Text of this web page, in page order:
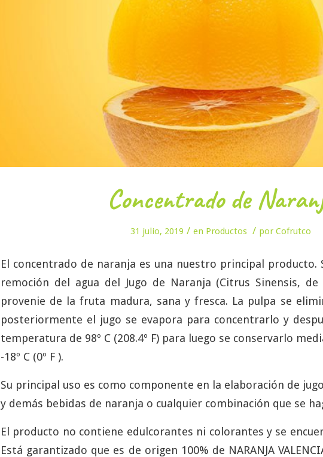
Concentrado de
31 julio, 2019 / en Productos / por Cofrutco
El concentrado de naranja es una nuestro principal producto.
remoción del agua del Jugo de Naranja (Citrus Sinensis, de
provenie de la fruta madura, sana y fresca. La pulpa se
posteriormente el jugo se evapora para concentrarlo y
temperatura de 98º C (208.4º F) para luego se conservarlo
-18º C (0º F ).
Su principal uso es como componente en la elaboración de
y demás bebidas de naranja o cualquier combinación que se
El producto no contiene edulcorantes ni colorantes y se
Está garantizado que es de origen 100% de NARANJA